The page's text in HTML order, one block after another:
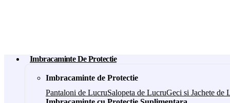
Imbracaminte De Protectie
Imbracaminte de Protectie
Pantaloni de LucruSalopeta de LucruGeci si Jachete de